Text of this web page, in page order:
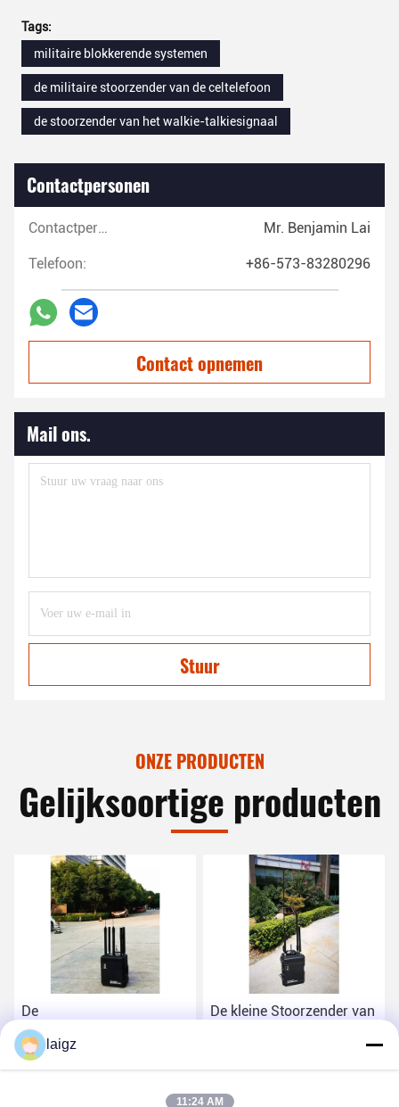
Tags:
militaire blokkerende systemen
de militaire stoorzender van de celtelefoon
de stoorzender van het walkie-talkiesignaal
Contactpersonen
Contactpersonen: Mr. Benjamin Lai
Telefoon: +86-573-83280296
Contact opnemen
Mail ons.
Stuur
ONZE PRODUCTEN
Gelijksoortige producten
De
Afstandsbedieningstoorzender
van de 120 Wattsauto,
100m Hoge Waaier
De kleine Stoorzender van
Blokkeren van de
Draadloze Signalen van
laigz
11:24 AM